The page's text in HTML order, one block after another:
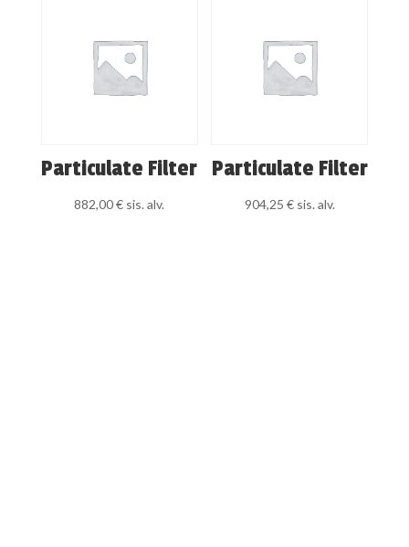
Particulate Filter
882,00€ sis. alv.
Particulate Filter
904,25 € sis. alv.